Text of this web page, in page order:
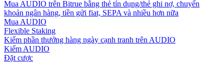
Chiến lược giao dịch
Học cách duy trì lợi nhuận
Mua AUDIO trên Bitrue bằng thẻ tín dụng/thẻ ghi nợ, chuyển
khoản ngân hàng, tiền gửi fiat, SEPA và nhiều hơn nữa
Mua AUDIO
Flexible Staking
Kiếm phần thưởng hàng ngày cạnh tranh trên AUDIO
Kiếm AUDIO
Đặt cược